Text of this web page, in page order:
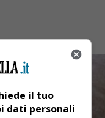
il tuo
dati personali